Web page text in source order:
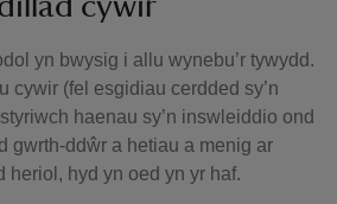
yn bwysig i allu wynebu’r tywydd.
cywir (fel esgidiau cerdded sy’n
haenau sy’n inswleiddio ond
gwrth-ddŵr a hetiau a menig ar
heriol, hyd yn oed yn yr haf.